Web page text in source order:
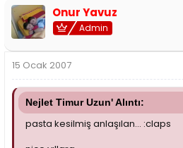
Onur Yavuz
Admin
15 Ocak 2007
Nejlet Timur Uzun' Alıntı:
pasta kesilmiş anlaşılan... :claps